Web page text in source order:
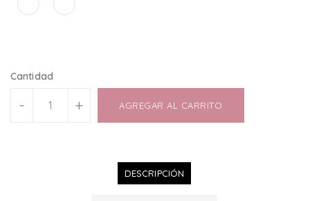
Cantidad
- + AGREGAR AL CARRITO
DESCRIPCIÓN